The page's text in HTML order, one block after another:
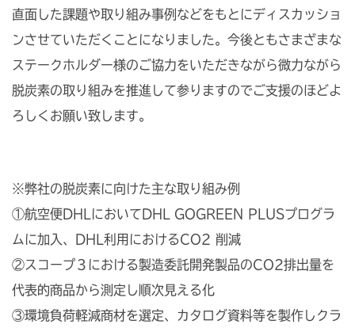
直面した課題や取り組み事例などをもとにディスカッショ
ンさせていただくことになりました。今後ともさまざまな
ステークホルダー様のご協力をいただきながら微力ながら
脱炭素の取り組みを推進して参りますのでご支援のほどよ
ろしくお願い致します。
※弊社の脱炭素に向けた主な取り組み例
①航空便DHLにおいてDHL GOGREEN PLUSプログラ
ムに加入、DHL利用におけるCO2 削減
②スコープ３における製造委託開発製品のCO2排出量を
代表的商品から測定し順次見える化
③環境負荷軽減商材を選定、カタログ資料等を製作しクラ